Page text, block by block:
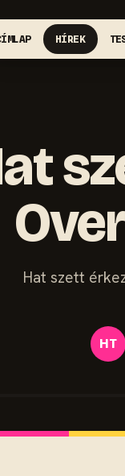
HÍREK
Hat szett
HT